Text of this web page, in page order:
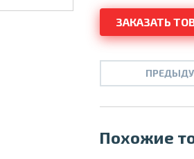
Похожие